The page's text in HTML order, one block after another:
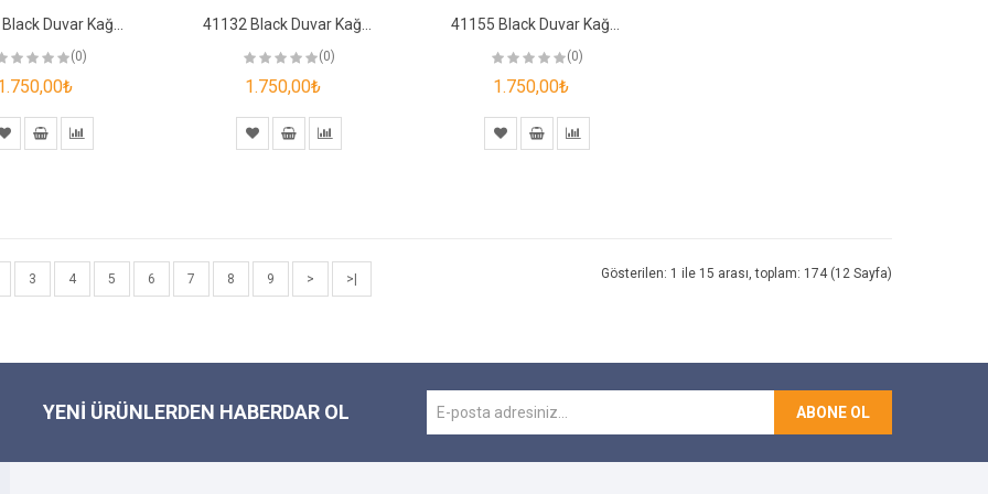
(0) (0)
1.750,00₺
(0)
1.750,00₺
3 4 5 6 7 8 9 > >| Gösterilen: 1 ile 15 arası, toplam: 174 (12 Sayfa)
YENI ÜRÜNLERDEN HABERDAR OL ABONE OL